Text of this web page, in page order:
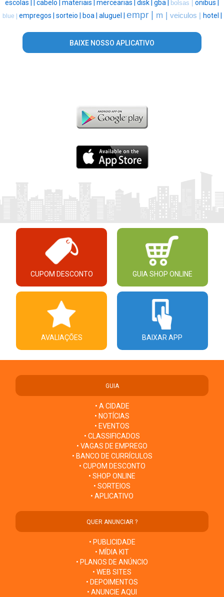
escolas | cabelo | materiais | mercearias | disk | gba | bolsas | onibus |
blue | empregos | sorteio | boa | aluguel | empr | m | veiculos | hotel |
BAIXE NOSSO APLICATIVO
CUPOM DESCONTO GUIA SHOP ONLINE
AVALIAÇÕES BAIXAR APP
GUIA
• A CIDADE
• NOTÍCIAS
• EVENTOS
• CLASSIFICADOS
• VAGAS DE EMPREGO
• BANCO DE CURRÍCULOS
• CUPOM DESCONTO
• SHOP ONLINE
• SORTEIOS
• APLICATIVO
QUER ANUNCIAR ?
• PUBLICIDADE
• MÍDIA KIT
• PLANOS DE ANÚNCIO
• WEB SITES
• DEPOIMENTOS
• ANUNCIE AQUI